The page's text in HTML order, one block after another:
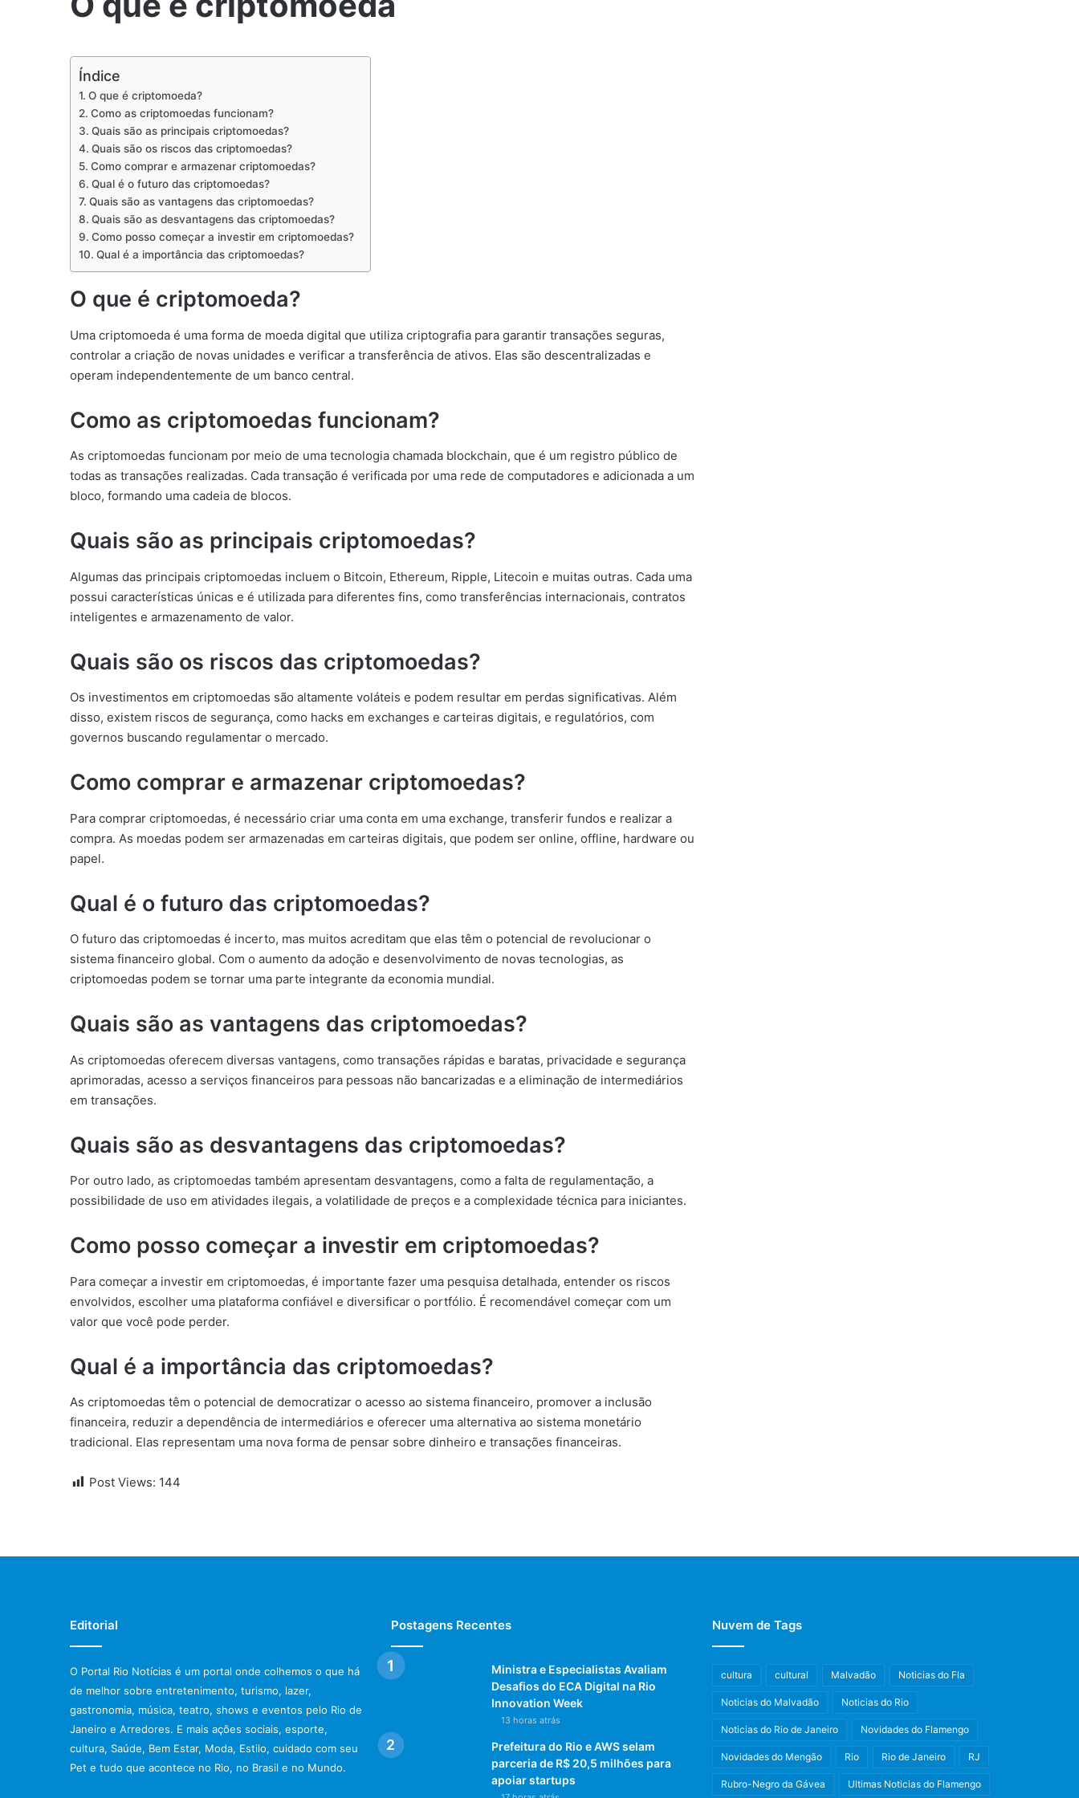
Índice
O que é criptomoeda?
Como as criptomoedas funcionam?
Quais são as principais criptomoedas?
Quais são os riscos das criptomoedas?
Como comprar e armazenar criptomoedas?
Qual é o futuro das criptomoedas?
Quais são as vantagens das criptomoedas?
Quais são as desvantagens das criptomoedas?
Como posso começar a investir em criptomoedas?
Qual é a importância das criptomoedas?
O que é criptomoeda?
Uma criptomoeda é uma forma de moeda digital que utiliza criptografia para garantir transações seguras,
controlar a criação de novas unidades e verificar a transferência de ativos. Elas são descentralizadas e
operam independentemente de um banco central.
Como as criptomoedas funcionam?
As criptomoedas funcionam por meio de uma tecnologia chamada blockchain, que é um registro público de
todas as transações realizadas. Cada transação é verificada por uma rede de computadores e adicionada a um
bloco, formando uma cadeia de blocos.
Quais são as principais criptomoedas?
Algumas das principais criptomoedas incluem o Bitcoin, Ethereum, Ripple, Litecoin e muitas outras. Cada uma
possui características únicas e é utilizada para diferentes fins, como transferências internacionais, contratos
inteligentes e armazenamento de valor.
Quais são os riscos das criptomoedas?
Os investimentos em criptomoedas são altamente voláteis e podem resultar em perdas significativas. Além
disso, existem riscos de segurança, como hacks em exchanges e carteiras digitais, e regulatórios, com
governos buscando regulamentar o mercado.
Como comprar e armazenar criptomoedas?
Para comprar criptomoedas, é necessário criar uma conta em uma exchange, transferir fundos e realizar a
compra. As moedas podem ser armazenadas em carteiras digitais, que podem ser online, offline, hardware ou
papel.
Qual é o futuro das criptomoedas?
O futuro das criptomoedas é incerto, mas muitos acreditam que elas têm o potencial de revolucionar o
sistema financeiro global. Com o aumento da adoção e desenvolvimento de novas tecnologias, as
criptomoedas podem se tornar uma parte integrante da economia mundial.
Quais são as vantagens das criptomoedas?
As criptomoedas oferecem diversas vantagens, como transações rápidas e baratas, privacidade e segurança
aprimoradas, acesso a serviços financeiros para pessoas não bancarizadas e a eliminação de intermediários
em transações.
Quais são as desvantagens das criptomoedas?
Por outro lado, as criptomoedas também apresentam desvantagens, como a falta de regulamentação, a
possibilidade de uso em atividades ilegais, a volatilidade de preços e a complexidade técnica para iniciantes.
Como posso começar a investir em criptomoedas?
Para começar a investir em criptomoedas, é importante fazer uma pesquisa detalhada, entender os riscos
envolvidos, escolher uma plataforma confiável e diversificar o portfólio. É recomendável começar com um
valor que você pode perder.
Qual é a importância das criptomoedas?
As criptomoedas têm o potencial de democratizar o acesso ao sistema financeiro, promover a inclusão
financeira, reduzir a dependência de intermediários e oferecer uma alternativa ao sistema monetário
tradicional. Elas representam uma nova forma de pensar sobre dinheiro e transações financeiras.
Post Views: 144
Editorial
O Portal Rio Notícias é um portal onde colhemos o que há
de melhor sobre entretenimento, turismo, lazer,
gastronomia, música, teatro, shows e eventos pelo Rio de
Janeiro e Arredores. E mais ações sociais, esporte,
cultura, Saúde, Bem Estar, Moda, Estilo, cuidado com seu
Pet e tudo que acontece no Rio, no Brasil e no Mundo.
Postagens Recentes
Ministra e Especialistas Avaliam
Desafios do ECA Digital na Rio
Innovation Week
13 horas atrás
Prefeitura do Rio e AWS selam
parceria de R$ 20,5 milhões para
apoiar startups
Nuvem de Tags
cultura cultural Malvadão Noticias do Fla
Noticias do Malvadão Noticias do Rio
Noticias do Rio de Janeiro Novidades do Flamengo
Novidades do Mengão Rio Rio de Janeiro RJ
Rubro-Negro da Gávea Ultimas Noticias do Flamengo